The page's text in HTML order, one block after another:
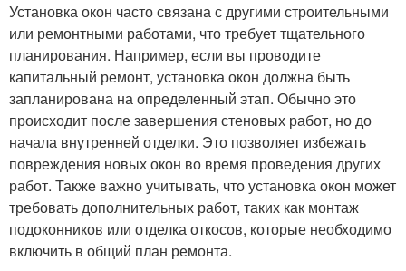
Установка окон часто связана с другими строительными
или ремонтными работами, что требует тщательного
планирования. Например, если вы проводите
капитальный ремонт, установка окон должна быть
запланирована на определенный этап. Обычно это
происходит после завершения стеновых работ, но до
начала внутренней отделки. Это позволяет избежать
повреждения новых окон во время проведения других
работ. Также важно учитывать, что установка окон может
требовать дополнительных работ, таких как монтаж
подоконников или отделка откосов, которые необходимо
включить в общий план ремонта.